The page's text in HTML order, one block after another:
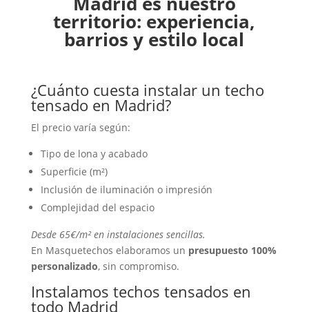
territorio: experiencia,
barrios y estilo local
¿Cuánto cuesta instalar un techo
tensado en Madrid?
El precio varía según:
Tipo de lona y acabado
Superficie (m²)
Inclusión de iluminación o impresión
Complejidad del espacio
Desde 65€/m² en instalaciones sencillas.
En Masquetechos elaboramos un presupuesto 100%
personalizado, sin compromiso.
Instalamos techos tensados en
todo Madrid